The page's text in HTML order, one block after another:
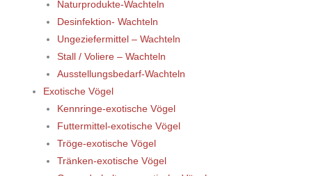
Naturprodukte-Wachteln
Desinfektion- Wachteln
Ungeziefermittel – Wachteln
Stall / Voliere – Wachteln
Ausstellungsbedarf-Wachteln
Exotische Vögel
Kennringe-exotische Vögel
Futtermittel-exotische Vögel
Tröge-exotische Vögel
Tränken-exotische Vögel